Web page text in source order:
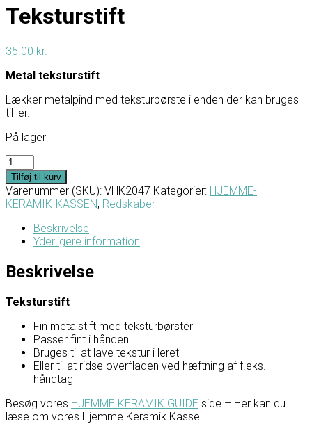
Teksturstift
35.00 kr.
Metal teksturstift
Lækker metalpind med teksturbørste i enden der kan bruges
til ler.
På lager
Teksturstift
antal
Tilføj til kurv
Varenummer (SKU): VHK2047 Kategorier: HJEMME-
KERAMIK-KASSEN, Redskaber
Beskrivelse
Yderligere information
Beskrivelse
Teksturstift
Fin metalstift med teksturbørster
Passer fint i hånden
Bruges til at lave tekstur i leret
Eller til at ridse overfladen ved hæftning af f.eks.
håndtag
Besøg vores HJEMME KERAMIK GUIDE side – Her kan du
læse om vores Hjemme Keramik Kasse.